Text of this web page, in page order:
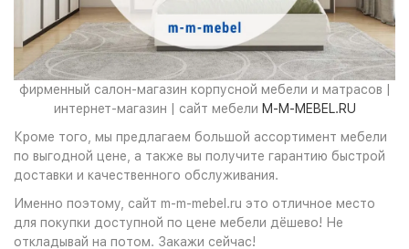
фирменный салон-магазин корпусной мебели и матрасов |
интернет-магазин | сайт мебели M-M-MEBEL.RU
Кроме того, мы предлагаем большой ассортимент мебели
по выгодной цене, а также вы получите гарантию быстрой
доставки и качественного обслуживания.
Именно поэтому, сайт m-m-mebel.ru это отличное место
для покупки доступной по цене мебели дёшево! Не
откладывай на потом. Закажи сейчас!